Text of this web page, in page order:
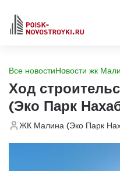
Все новостиНовости жк
Ход
(Эко Парк
ЖК Малина (Эко Парк